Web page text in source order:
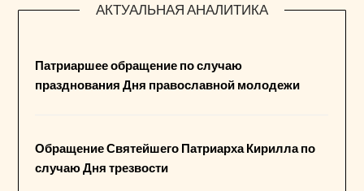
АКТУАЛЬНАЯ АНАЛИТИКА
Патриаршее обращение по случаю
празднования Дня православной молодежи
Обращение Святейшего Патриарха Кирилла по
случаю Дня трезвости